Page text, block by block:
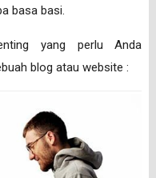
basa basi.
yang perlu Anda
blog atau website :